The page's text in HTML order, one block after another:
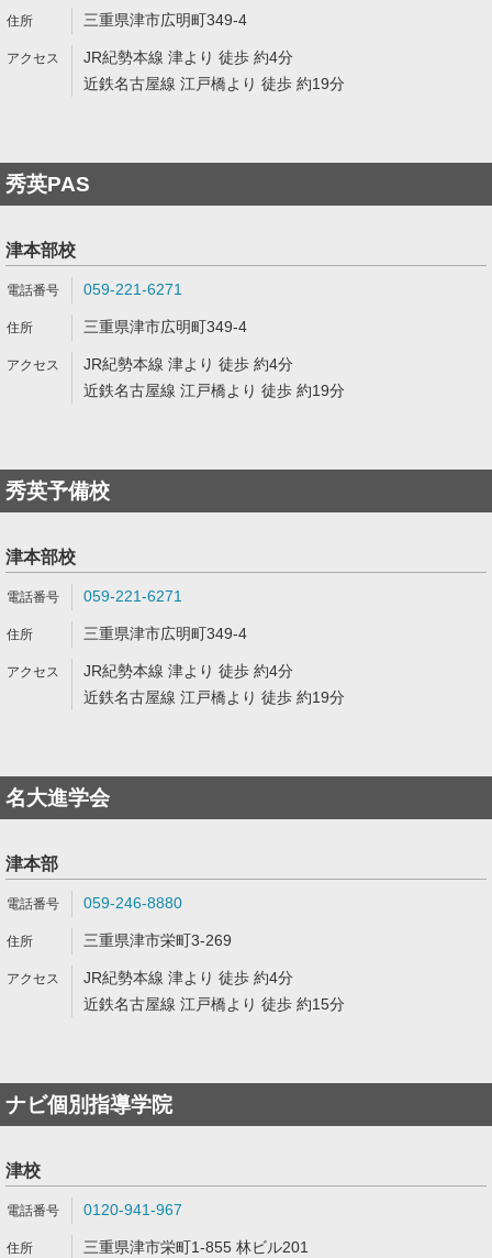
三重県津市広明町349-4
JR紀勢本線 津より 徒歩 約4分
近鉄名古屋線 江戸橋より 徒歩 約19分
秀英PAS
津本部校
059-221-6271
三重県津市広明町349-4
JR紀勢本線 津より 徒歩 約4分
近鉄名古屋線 江戸橋より 徒歩 約19分
秀英予備校
津本部校
059-221-6271
三重県津市広明町349-4
JR紀勢本線 津より 徒歩 約4分
近鉄名古屋線 江戸橋より 徒歩 約19分
名大進学会
津本部
059-246-8880
三重県津市栄町3-269
JR紀勢本線 津より 徒歩 約4分
近鉄名古屋線 江戸橋より 徒歩 約15分
ナビ個別指導学院
津校
0120-941-967
三重県津市栄町1-855 林ビル201